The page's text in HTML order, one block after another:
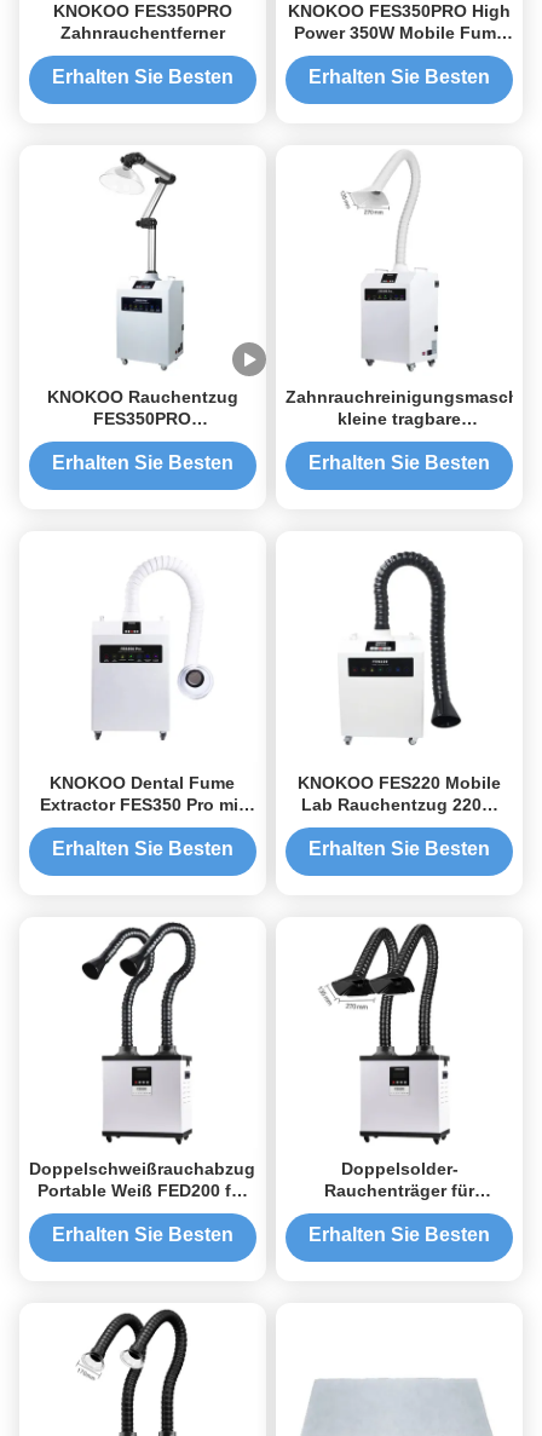
KNOKOO FES350PRO
Zahnrauchentferner
Erhalten Sie Besten
KNOKOO FES350PRO High
Power 350W Mobile Fume
Extractor für die
Schönheitslaser-
Erhalten Sie Besten
KNOKOO Rauchentzug
FES350PRO
Hochleistungsrauchreiniger
für alle
Schönheitsbehandlungen
Erhalten Sie Besten
kleine tragbare
Rauchabsauggeräte
Erhalten Sie Besten
KNOKOO Dental Fume
Extractor FES350 Pro mit
460 m3/h
Luftgeschwindigkeit
99,97% Filtrationseffizienz
Erhalten Sie Besten
KNOKOO FES220 Mobile
Lab Rauchentzug 220W
Hochleistungsrauchreiniger
Erhalten Sie Besten
Doppelschweißrauchabzug
Portable Weiß FED200 für
ESD-Lötstation
Erhalten Sie Besten
Doppelsolder-
Rauchenträger für
Reparaturwerkstätten
Erhalten Sie Besten